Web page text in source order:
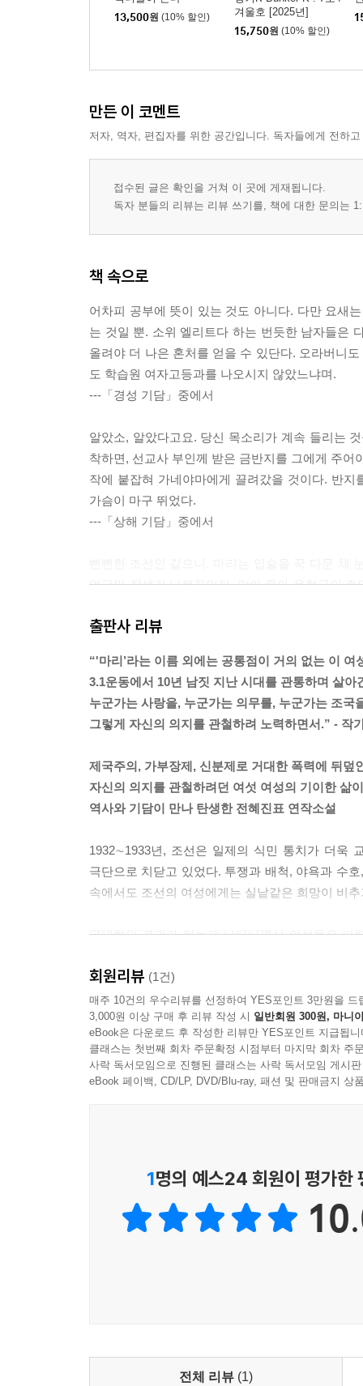
13,500원 (10% 할인)
겨울호 [2025년]
15,750원 (10% 할인)
만든 이 코멘트
저자, 역자, 편집자를 위한 공간입니다. 독자들에게 전하
접수된 글은 확인을 거쳐 이 곳에 게재됩니다.
독자 분들의 리뷰는 리뷰 쓰기를, 책에 대한 문의는
책 속으로
어차피 공부에 뜻이 있는 것도 아니다. 다만 요새
는 것일 뿐. 소위 엘리트다 하는 번듯한 남자들은
올려야 더 나은 혼처를 얻을 수 있단다. 오라버니
도 학습원 여자고등과를 나오시지 않았느냐며.
---「경성 기담」중에서
알았소, 알았다고요. 당신 목소리가 계속 들리는
착하면, 선교사 부인께 받은 금반지를 그에게 주
작에 붙잡혀 가네야마에게 끌려갔을 것이다. 반
가슴이 마구 뛰었다.
---「상해 기담」중에서
얼굴만 잘생긴 난봉꾼인지, 말이 좋아 운현궁의
---「동경 기담」중에서
하지만 그렇게 온갖 지조는 다 지킬 것처럼 굴면
니, 불량배의 가랑이 사이를 기어서 지나간 한신
중원을 차지한 삼백 년 동안에도 여자들의 발등뼈
---「만주 기담」중에서
하올레들은 말이 많았다. 그들은 우리가 자기의
제멋대로 떠들어댔다. 일본이나 중국에서 온 사람
서 부지런히 돈을 벌어 고향의 여자들을 돈을 주
고 사 왔노라고 말이다. 그들은 돈을 주고 신부를
들도 있었다.
출판사 리뷰
“'마리’라는 이름 외에는 공통점이 거의 없는 이 여
3.1운동에서 10년 남짓 지난 시대를 관통하며 살아
누군가는 사랑을, 누군가는 의무를, 누군가는 조국
그렇게 자신의 의지를 관철하려 노력하면서.” - 작
제국주의, 가부장제, 신분제로 거대한 폭력에 뒤덮
자신의 의지를 관철하려던 여섯 여성의 기이한 삶
역사와 기담이 만나 탄생한 전혜진표 연작소설
1932∼1933년, 조선은 일제의 식민 통치가 더욱
극단으로 치닫고 있었다. 투쟁과 배척, 야욕과 수
속에서도 조선의 여성에게는 실낱같은 희망이 비
근대화의 결과가 뒤늦게 나타나면서 여성들은 어
여인들은 비로소 자신만의 욕망과 정체성을 찾
마리는 사랑을, 상해의 마리는 독립을, 동경의
평등을. 하지만 그들이 생을 걸고 관철하고자 했던
역사적 사건을 바탕으로 한 생생한 픽션의 재미와
‘여성의 의지’라는 주제가 만나 거대한 서사를 이루
결혼이 인생의 목표인 소녀는, 오라버니의 소개
없는 큰 벽이 존재하는데….
나타나 마리를 돕는다.
회원리뷰 (1건)
매주 10건의 우수리뷰를 선정하여 YES포인트 3만원을 드
3,000원 이상 구매 후 리뷰 작성 시 일반회원 300원, 마니
eBook은 다운로드 후 작성한 리뷰만 YES포인트 지급됩니
클래스는 첫번째 회차 주문확정 시점부터 마지막 회차 주
사락 독서모임으로 진행된 클래스는 사락 독서모임 게시
eBook 페이백, CD/LP, DVD/Blu-ray, 패션 및 판매금지 상
1명의 예스24 회원이 평가한
전체 리뷰 (1)